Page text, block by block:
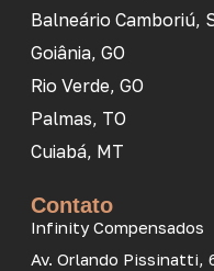
Balneário Camboriú,
Goiânia, GO
Rio Verde, GO
Palmas, TO
Cuiabá, MT
Contato
Infinity Compensados
Av. Orlando Pissinatti,